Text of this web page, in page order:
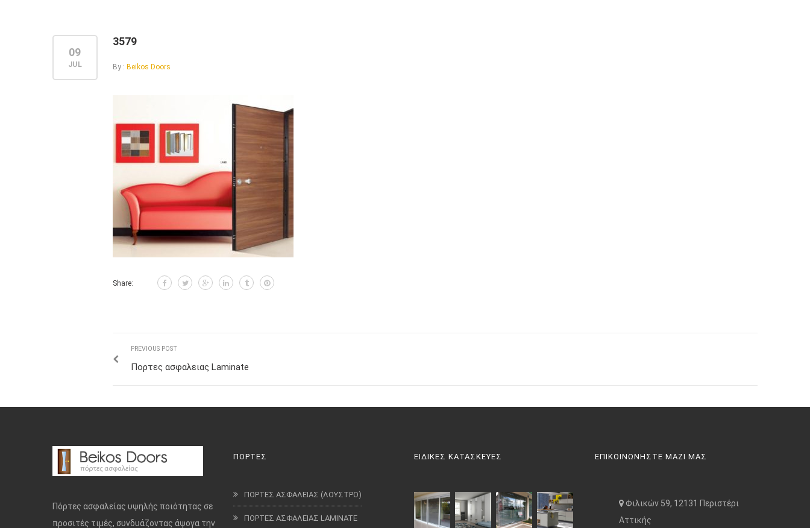
09
JUL
3579
By : Beikos Doors
Share:
PREVIOUS POST
Πορτες ασφαλειας Laminate
Πόρτες ασφαλείας υψηλής ποιότητας σε
προσιτές τιμές, συνδυάζοντας άψογα την
ΠΟΡΤΕΣ
ΠΟΡΤΕΣ ΑΣΦΑΛΕΙΑΣ (ΛΟΥΣΤΡΟ)
ΠΟΡΤΕΣ ΑΣΦΑΛΕΙΑΣ LAMINATE
ΕΙΔΙΚΕΣ ΚΑΤΑΣΚΕΥΕΣ ΕΠΙΚΟΙΝΩΝΗΣΤΕ ΜΑΖΙ ΜΑΣ
Φιλικών 59, 12131 Περιστέρι
Αττικής